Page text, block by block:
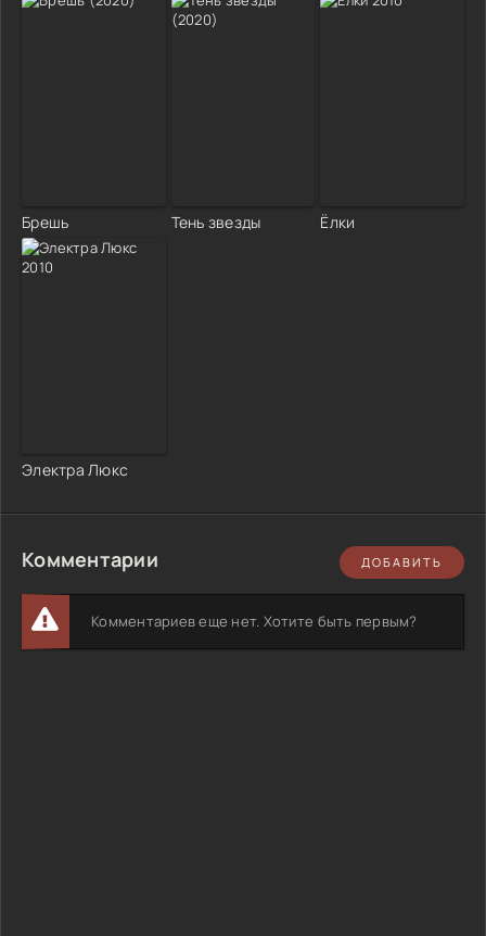
Брешь Тень звезды Ёлки
Электра Люкс
Комментарии ДОБАВИТЬ
Комментариев еще нет. Хотите быть первым?